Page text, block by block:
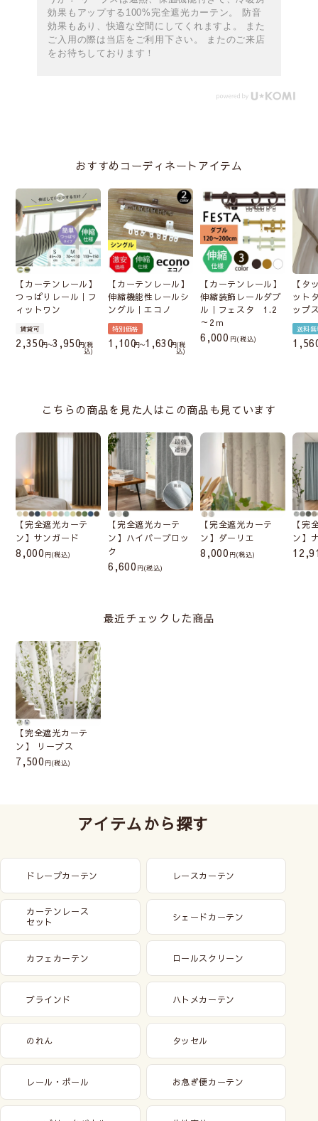
効果もアップする100%完全遮光カーテン。 防音
効果もあり、快適な空間にしてくれますよ。 また
ご入用の際は当店をご利用下さい。 またのご来店
をお待ちしております！
おすすめコーディネートアイテム
【カーテンレール】
つっぱりレール｜フ
ィットワン
賃貸可
2,350 〜3,950 税
込
【カーテンレール】
伸縮機能性レールシ
ングル｜エコノ
特別価格
1,100 〜1,630 税
込
【カーテンレール】
伸縮装飾レールダブ
ル｜フェスタ 1.2
～2ｍ
6,000 税込
【タ
ット
ップ
送料無
こちらの商品を見た人はこの商品も見ています
【完全遮光カーテ
ン】サンガード
8,000 (税込)
【完全遮光カーテ
ン】ハイパーブロッ
ク
6,600 (税込)
【完全遮光カーテ
ン】ダーリエ
8,000 (税込)
【完
ン】
最近チェックした商品
【完全遮光カーテ
ン】 リーブス
7,500 (税込)
アイテムから探す
ドレープカーテン レースカーテン
カーテンレース
セット
シェードカーテン
カフェカーテン ロールスクリーン
ブラインド ハトメカーテン
のれん タッセル
レール・ポール お急ぎ便カーテン